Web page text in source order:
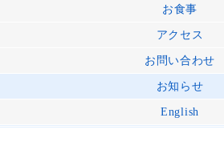
お食事
アクセス
お問い合わせ
お知らせ
English